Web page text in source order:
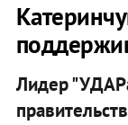
Лидер